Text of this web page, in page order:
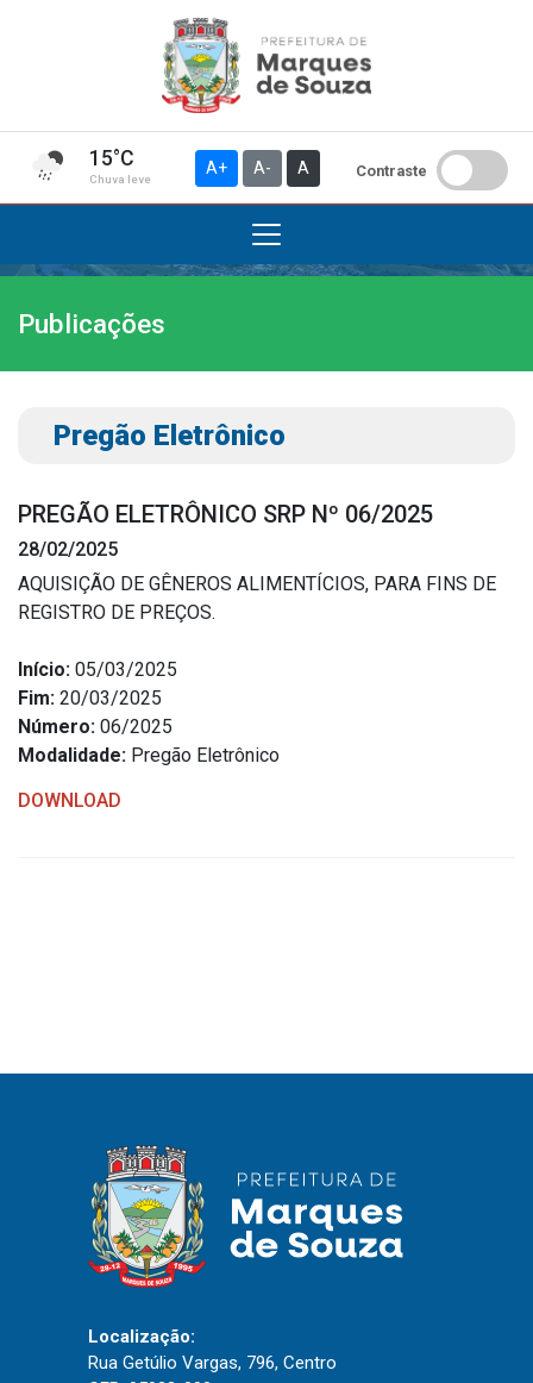
15°C
Chuva leve
A+ A- A Contraste
Institucional
A Prefeitura
Gabinete do Vice-prefeito
Símbolos Oficiais
Estrutura Organizacional
Secretarias
Administração
Agricultura e Meio Ambiente
Assistência Social
Ouvidoria
Portal do Cidadão
Portal do Servidor
Publicações
Publicações
Pregão Eletrônico
PREGÃO ELETRÔNICO SRP Nº 06/2025
28/02/2025
AQUISIÇÃO DE GÊNEROS ALIMENTÍCIOS, PARA FINS DE
REGISTRO DE PREÇOS.
Início: 05/03/2025
Fim: 20/03/2025
Número: 06/2025
Modalidade: Pregão Eletrônico
DOWNLOAD
Localização:
Rua Getúlio Vargas, 796, Centro